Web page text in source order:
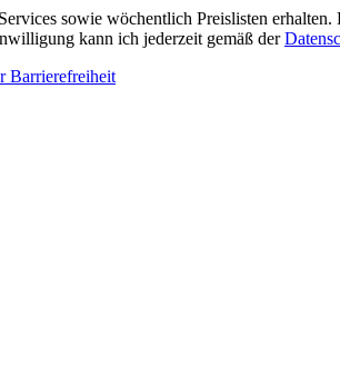
sowie wöchentlich Preislisten
kann ich jederzeit gemäß der
Barrierefreiheit